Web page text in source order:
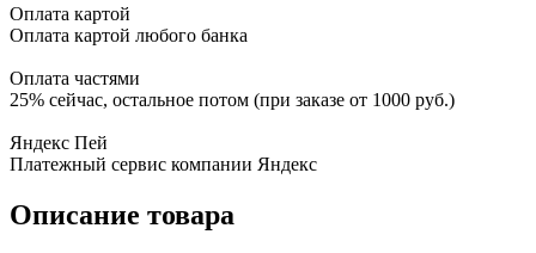
Оплата картой
Оплата картой любого банка
Оплата частями
25% сейчас, остальное потом (при заказе от 1000 руб.)
Яндекс Пей
Платежный сервис компании Яндекс
Описание товара